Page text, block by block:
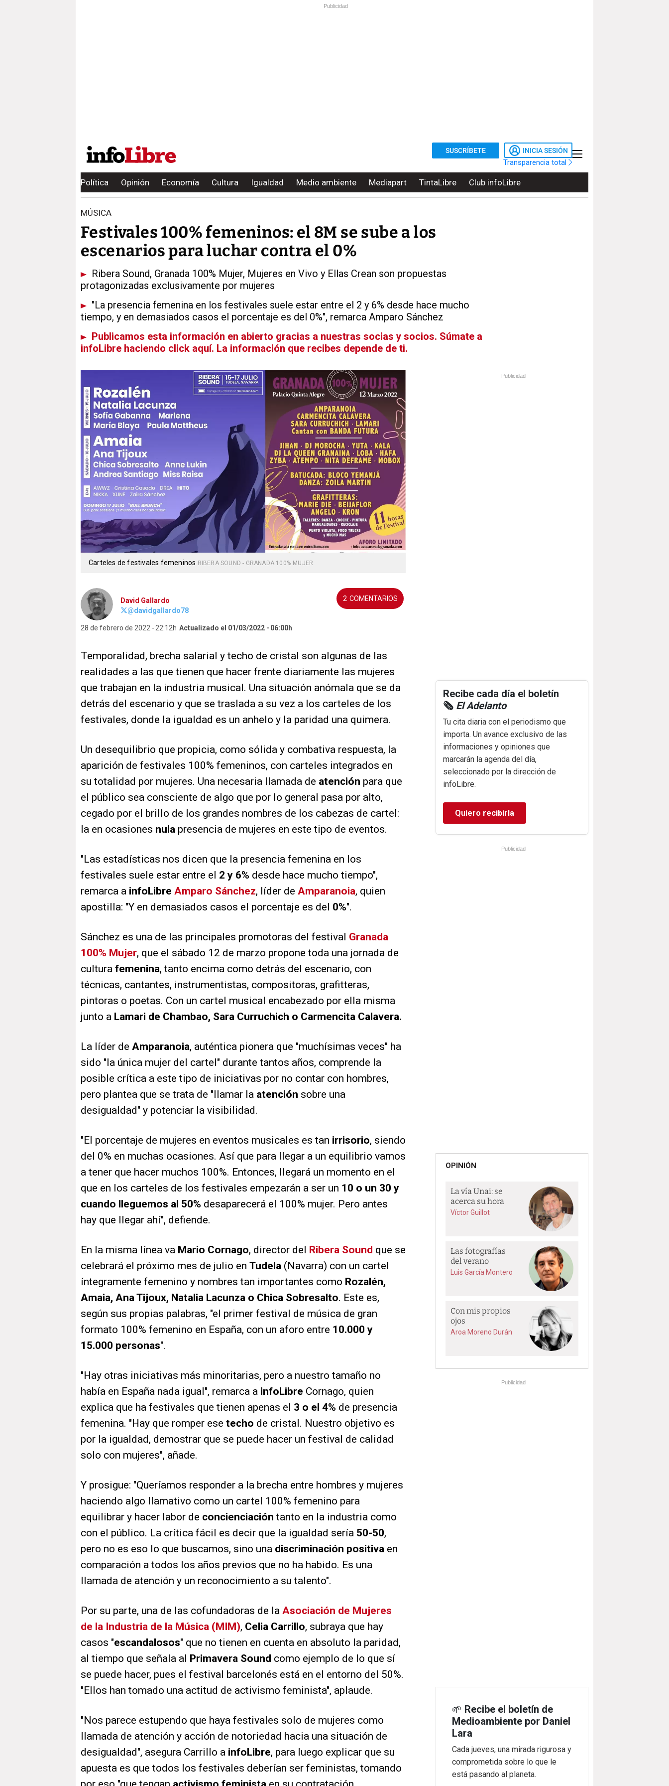
Publicidad
SUSCRÍBETE INICIA SESIÓN
Transparencia total
Política Opinión Economía Cultura Igualdad Medio ambiente Mediapart TintaLibre Club infoLibre
MÚSICA
Festivales 100% femeninos: el 8M se sube a los
escenarios para luchar contra el 0%
Ribera Sound, Granada 100% Mujer, Mujeres en Vivo y Ellas Crean son propuestas
protagonizadas exclusivamente por mujeres
"La presencia femenina en los festivales suele estar entre el 2 y 6% desde hace mucho
tiempo, y en demasiados casos el porcentaje es del 0%", remarca Amparo Sánchez
Publicamos esta información en abierto gracias a nuestras socias y socios. Súmate a
infoLibre haciendo click aquí. La información que recibes depende de ti.
Carteles de festivales femeninos RIBERA SOUND - GRANADA 100% MUJER
David Gallardo
@davidgallardo78
28 de febrero de 2022 22:12h Actualizado el 01/03/2022 06:00h
2
Temporalidad, brecha salarial y techo de cristal son algunas de las
realidades a las que tienen que hacer frente diariamente las mujeres
que trabajan en la industria musical. Una situación anómala que se da
detrás del escenario y que se traslada a su vez a los carteles de los
festivales, donde la igualdad es un anhelo y la paridad una quimera.
Un desequilibrio que propicia, como sólida y combativa respuesta, la
aparición de festivales 100% femeninos, con carteles integrados en
su totalidad por mujeres. Una necesaria llamada de atención para que
el público sea consciente de algo que por lo general pasa por alto,
cegado por el brillo de los grandes nombres de los cabezas de cartel:
la en ocasiones nula presencia de mujeres en este tipo de eventos.
"Las estadísticas nos dicen que la presencia femenina en los
festivales suele estar entre el 2 y 6% desde hace mucho tiempo",
remarca a infoLibre Amparo Sánchez, líder de Amparanoia, quien
apostilla: "Y en demasiados casos el porcentaje es del 0%".
Sánchez es una de las principales promotoras del festival Granada
100% Mujer, que el sábado 12 de marzo propone toda una jornada de
cultura femenina, tanto encima como detrás del escenario, con
técnicas, cantantes, instrumentistas, compositoras, grafitteras,
pintoras o poetas. Con un cartel musical encabezado por ella misma
junto a Lamari de Chambao, Sara Curruchich o Carmencita Calavera.
La líder de Amparanoia, auténtica pionera que "muchísimas veces" ha
sido "la única mujer del cartel" durante tantos años, comprende la
posible crítica a este tipo de iniciativas por no contar con hombres,
pero plantea que se trata de "llamar la atención sobre una
desigualdad" y potenciar la visibilidad.
"El porcentaje de mujeres en eventos musicales es tan irrisorio, siendo
del 0% en muchas ocasiones. Así que para llegar a un equilibrio vamos
a tener que hacer muchos 100%. Entonces, llegará un momento en el
que en los carteles de los festivales empezarán a ser un 10 o un 30 y
cuando lleguemos al 50% desaparecerá el 100% mujer. Pero antes
hay que llegar ahí", defiende.
En la misma línea va Mario Cornago, director del Ribera Sound que se
celebrará el próximo mes de julio en Tudela (Navarra) con un cartel
íntegramente femenino y nombres tan importantes como Rozalén,
Amaia, Ana Tijoux, Natalia Lacunza o Chica Sobresalto. Este es,
según sus propias palabras, "el primer festival de música de gran
formato 100% femenino en España, con un aforo entre 10.000 y
15.000 personas".
"Hay otras iniciativas más minoritarias, pero a nuestro tamaño no
había en España nada igual", remarca a infoLibre Cornago, quien
explica que ha festivales que tienen apenas el 3 o el 4% de presencia
femenina. "Hay que romper ese techo de cristal. Nuestro objetivo es
por la igualdad, demostrar que se puede hacer un festival de calidad
solo con mujeres", añade.
Y prosigue: "Queríamos responder a la brecha entre hombres y mujeres
haciendo algo llamativo como un cartel 100% femenino para
equilibrar y hacer labor de concienciación tanto en la industria como
con el público. La crítica fácil es decir que la igualdad sería 50-50,
pero no es eso lo que buscamos, sino una discriminación positiva en
comparación a todos los años previos que no ha habido. Es una
llamada de atención y un reconocimiento a su talento".
Por su parte, una de las cofundadoras de la Asociación de Mujeres
de la Industria de la Música (MIM), Celia Carrillo, subraya que hay
casos "escandalosos" que no tienen en cuenta en absoluto la paridad,
al tiempo que señala al
Primavera Sound como ejemplo de lo que sí
se puede hacer, pues el festival barcelonés está en el entorno del 50%.
"Ellos han tomado una actitud de activismo feminista", aplaude.
"Nos parece estupendo que haya festivales solo de mujeres como
llamada de atención y acción de notoriedad hacia una situación de
desigualdad", asegura Carrillo a infoLibre, para luego explicar que su
apuesta es que todos los festivales deberían ser feministas, tomando
Publicidad
Recibe cada día el boletín
🗞️ El Adelanto
Tu cita diaria con el periodismo que
importa. Un avance exclusivo de las
informaciones y opiniones que
marcarán la agenda del día,
seleccionado por la dirección de
infoLibre.
Quiero recibirla
Publicidad
OPINIÓN
La vía Unai: se
acerca su hora
Víctor Guillot
Las fotografías
del verano
Luis García Montero
Con mis propios
ojos
Aroa Moreno Durán
Publicidad
🌱 Recibe el boletín de
Medioambiente por Daniel
Lara
Cada jueves, una mirada rigurosa y
comprometida sobre lo que le
está pasando al planeta.